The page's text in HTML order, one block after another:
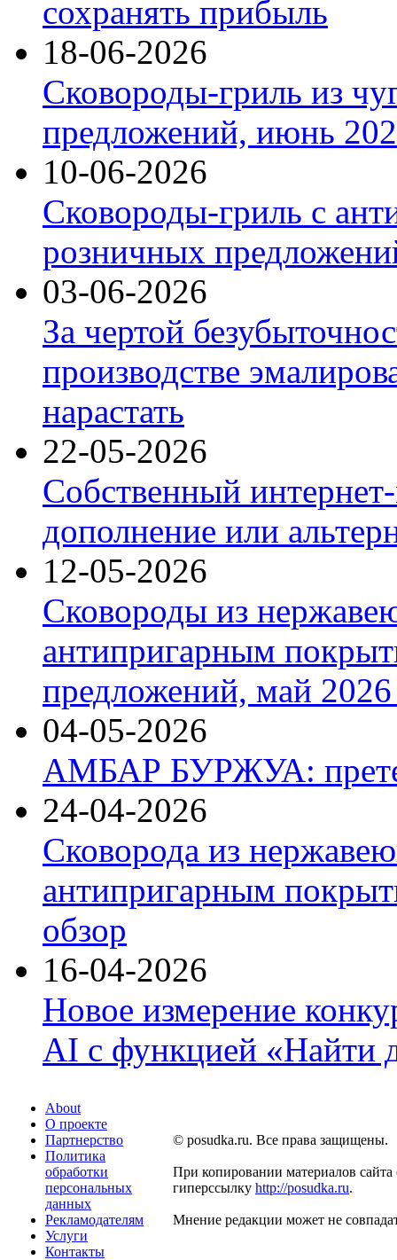
сохранять прибыль
18-06-2026
Сковороды-гриль из
предложений, июнь
10-06-2026
Сковороды-гриль с
розничных
03-06-2026
За чертой
производстве
нарастать
22-05-2026
Собственный
дополнение или
12-05-2026
Сковороды из
антипригарным
предложений, май 2026
04-05-2026
АМБАР БУРЖУА:
24-04-2026
Сковорода из
антипригарным
обзор
16-04-2026
Новое измерение
AI с функцией «Найти
About
О проекте
Партнерство
Политика
обработки
персональных
данных
Рекламодателям
Услуги
Контакты
© posudka.ru. Все права защищены.
При копировании материалов сайта
гиперссылку http://posudka.ru.
Мнение редакции может не